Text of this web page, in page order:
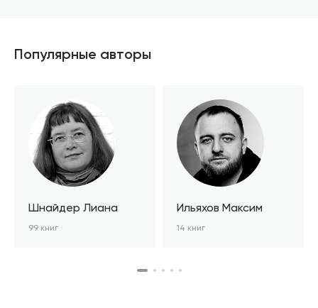
Популярные авторы
Шнайдер Лиана
99 книг
Ильяхов Максим
14 книг